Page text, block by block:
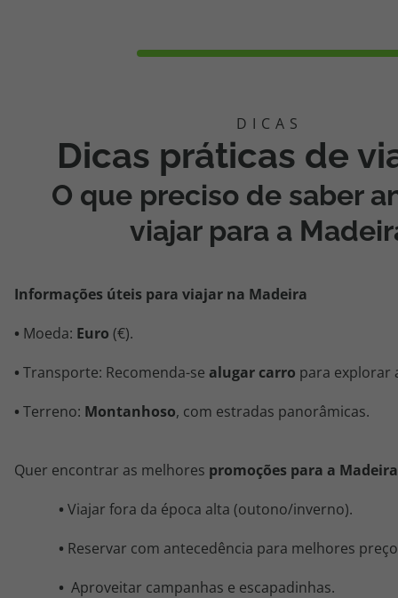
Dicas práticas de
O que preciso de saber
viajar para a
Informações úteis para viajar na Madeira
• Moeda: Euro (€).
• Transporte: Recomenda-se alugar carro para explorar
• Terreno: Montanhoso, com estradas panorâmicas.
Quer encontrar as melhores promoções para a Madeira
• Viajar fora da época alta (outono/inverno).
• Reservar com antecedência para melhores
• Aproveitar campanhas e escapadinhas.